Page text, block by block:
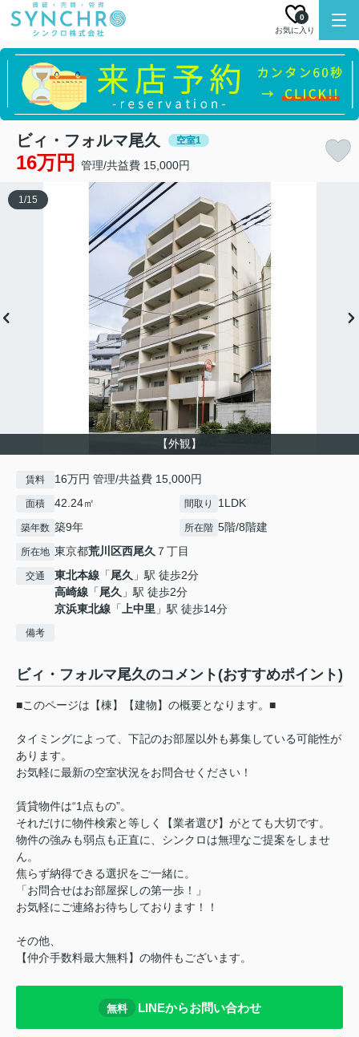
お気に入り
0
ビィ・フォルマ尾久 空室1
16万円 管理/共益費 15,000円
【外観】
1 /15
賃料 16万円 管理/共益費 15,000円
面積 42.24㎡ 間取り 1LDK
築年数 築9年 所在階 5階/8階建
所在地 東京都荒川区西尾久 ７丁目
交通 東北本線 「尾久 」駅 徒歩2分
高崎線 「尾久 」駅 徒歩2分
京浜東北線 「 上中里 」駅 徒歩14分
備考
ビィ・フォルマ尾久のコメント(おすすめポイント)
■このページは【棟】【建物】の概要となります。■
タイミングによって、下記のお部屋以外も募集している可能性が
あります。
お気軽に最新の空室状況をお問合せください！
賃貸物件は“1点もの”。
それだけに物件検索と等しく【業者選び】がとても大切です。
物件の強みも弱点も正直に、シンクロは無理なご提案をしませ
ん。
焦らず納得できる選択をご一緒に。
「お問合せはお部屋探しの第一歩！」
お気軽にご連絡お待ちしております！！
その他、
【仲介手数料最大無料】の物件もございます。
無料 LINEからお問い合わせ